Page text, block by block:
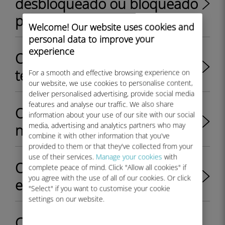
Welcome! Our website uses cookies and
personal data to improve your
experience
For a smooth and effective browsing experience on
our website, we use cookies to personalise content,
deliver personalised advertising, provide social media
features and analyse our traffic. We also share
information about your use of our site with our social
media, advertising and analytics partners who may
combine it with other information that you've
provided to them or that they've collected from your
use of their services. Manage your cookies with
complete peace of mind. Click "Allow all cookies" if
you agree with the use of all of our cookies. Or click
"Select" if you want to customise your cookie
settings on our website.
pela minha operadora?
O que é um EID em um
telefone?
Onde posso encontrar o EID
no meu iPhone?
Onde posso encontrar o EID
em meu dispositivo Android?